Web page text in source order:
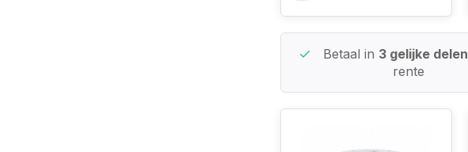
Betaal in 3 gelijke delen
rente